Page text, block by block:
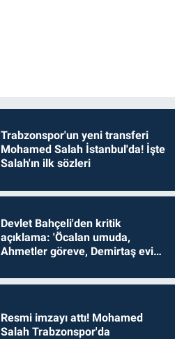
Trabzonspor'un yeni transferi
Mohamed Salah İstanbul'da! İşte
Salah'ın ilk sözleri
Devlet Bahçeli'den kritik
açıklama: 'Öcalan umuda,
Ahmetler göreve, Demirtaş evine
Resmi imzayı attı! Mohamed
Salah Trabzonspor'da